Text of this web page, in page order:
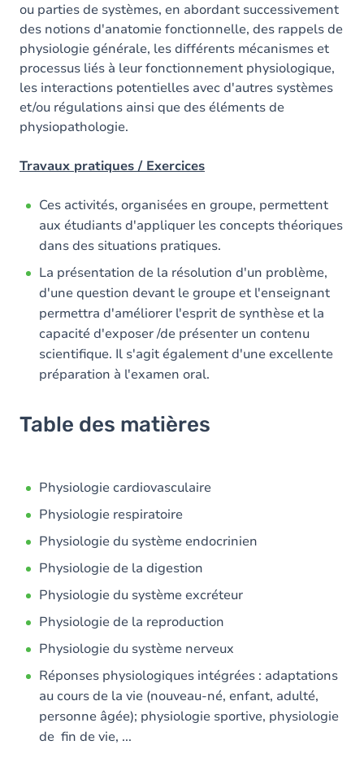
ou parties de systèmes, en abordant successivement
des notions d'anatomie fonctionnelle, des rappels de
physiologie générale, les différents mécanismes et
processus liés à leur fonctionnement physiologique,
les interactions potentielles avec d'autres systèmes
et/ou régulations ainsi que des éléments de
physiopathologie.
Travaux pratiques / Exercices
Ces activités, organisées en groupe, permettent
aux étudiants d'appliquer les concepts théoriques
dans des situations pratiques.
La présentation de la résolution d'un problème,
d'une question devant le groupe et l'enseignant
permettra d'améliorer l'esprit de synthèse et la
capacité d'exposer /de présenter un contenu
scientifique. Il s'agit également d'une excellente
préparation à l'examen oral.
Table des matières
Physiologie cardiovasculaire
Physiologie respiratoire
Physiologie du système endocrinien
Physiologie de la digestion
Physiologie du système excréteur
Physiologie de la reproduction
Physiologie du système nerveux
Réponses physiologiques intégrées : adaptations
au cours de la vie (nouveau-né, enfant, adulté,
personne âgée); physiologie sportive, physiologie
de fin de vie, ...